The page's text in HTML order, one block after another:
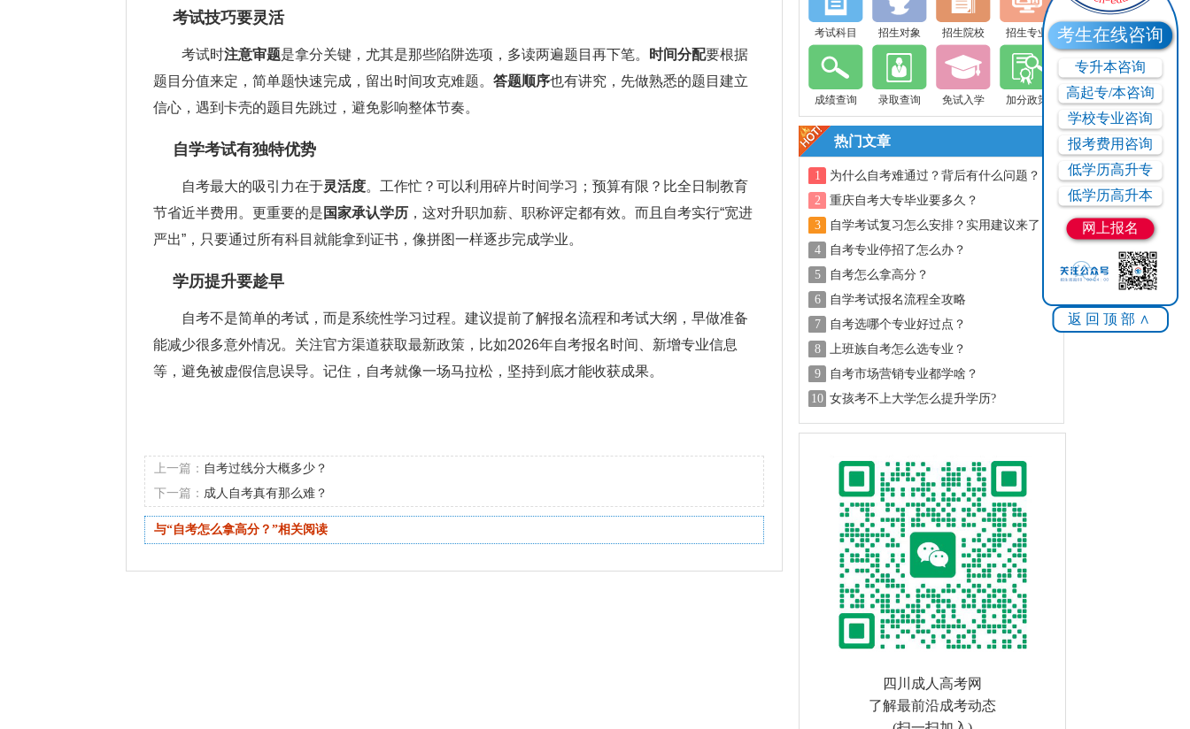
考生在线咨询
专升本咨询
高起专/本咨询
学校专业咨询
报考费用咨询
低学历高升专
低学历高升本
网上报名
返回顶部∧
考试技巧要灵活
考试时注意审题是拿分关键，尤其是那些陷阱选项，多读两遍题目再下笔。 时间分配要根据
题目分值来定，简单题快速完成，留出时间攻克难题。 答题顺序也有讲究，先做熟悉的题目建立
信心，遇到卡壳的题目先跳过，避免影响整体节奏。
自学考试有独特优势
自考最大的吸引力在于灵活度。工作忙？可以利用碎片时间学习；预算有限？比全日制教育
节省近半费用。更重要的是 国家承认学历 ，这对升职加薪、职称评定都有效。而且自考实行“宽进
严出”，只要通过所有科目就能拿到证书，像拼图一样逐步完成学业。
学历提升要趁早
自考不是简单的考试，而是系统性学习过程。建议提前了解报名流程和考试大纲，早做准备
能减少很多意外情况。关注官方渠道获取最新政策，比如2026年自考报名时间、新增专业信息
等，避免被虚假信息误导。记住，自考就像一场马拉松，坚持到底才能收获成果。
上一篇： 自考过线分大概多少？
下一篇： 成人自考真有那么难？
与“自考怎么拿高分？”相关阅读
考试科目 招生对象 招生院校 招生专业
成绩查询 录取查询 免试入学 加分政策
热门文章
1
为什么自考难通过？背后有什么问题？
2
重庆自考大专毕业要多久？
3
自学考试复习怎么安排？实用建议来了！
4
自考专业停招了怎么办？
5
自考怎么拿高分？
6
自学考试报名流程全攻略
7
自考选哪个专业好过点？
8
上班族自考怎么选专业？
9
自考市场营销专业都学啥？
10 女孩考不上大学怎么提升学历?
四川成人高考网
了解最前沿成考动态